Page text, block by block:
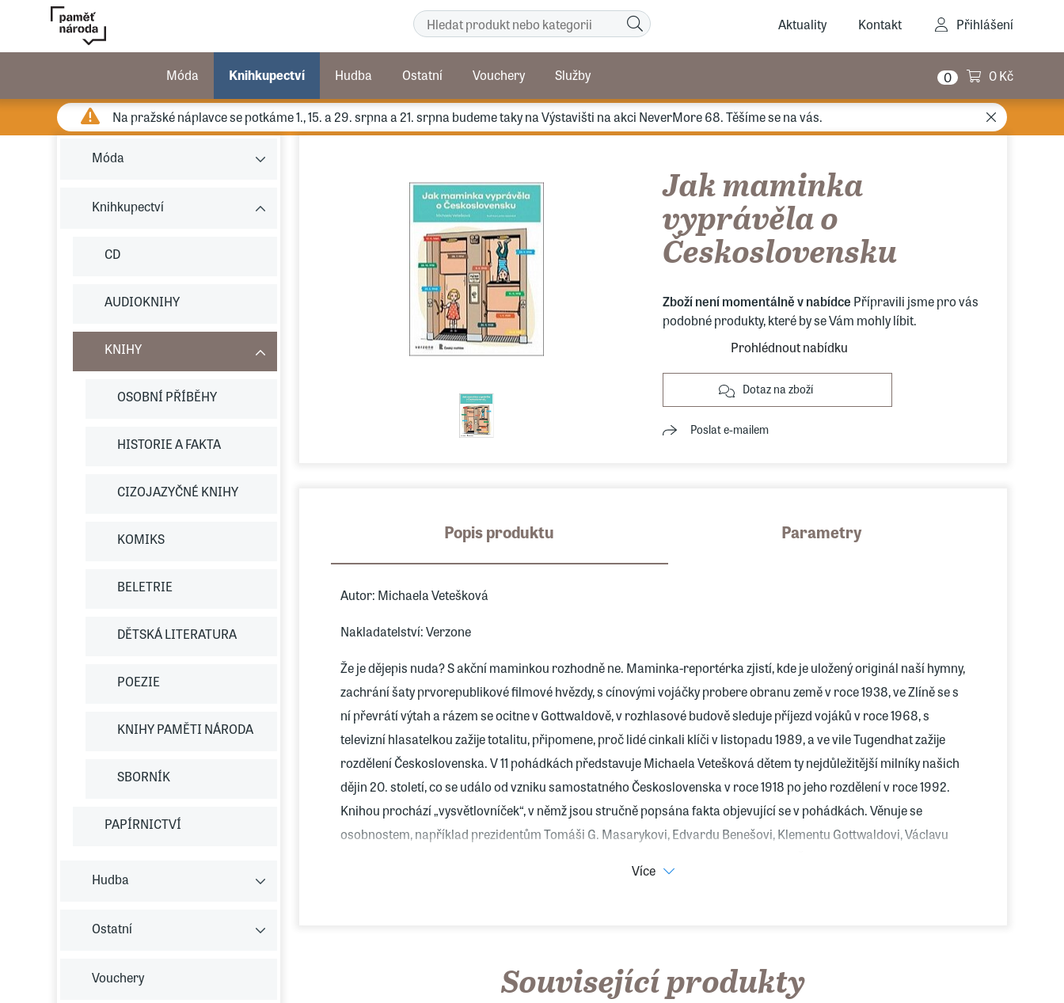
Aktuality Kontakt Přihlášení
0 0 Kč
Na pražské náplavce se potkáme 1., 15. a 29. srpna a 21. srpna budeme taky na Výstavišti na akci NeverMore 68. Těšíme se na vás.
Jak maminka
vyprávěla o
Československu
Zboží není momentálně v nabídce Přípravili jsme pro vás
podobné produkty, které by se Vám mohly líbit.
Prohlédnout nabídku
Dotaz na zboží
Poslat e-mailem
Popis produktu Parametry
Autor: Michaela Vetešková
Nakladatelství: Verzone
Že je dějepis nuda? S akční maminkou rozhodně ne. Maminka-reportérka zjistí, kde je uložený originál naší hymny,
zachrání šaty prvorepublikové filmové hvězdy, s cínovými vojáčky probere obranu země v roce 1938, ve Zlíně se s
ní převrátí výtah a rázem se ocitne v Gottwaldově, v rozhlasové budově sleduje příjezd vojáků v roce 1968, s
televizní hlasatelkou zažije totalitu, připomene, proč lidé cinkali klíči v listopadu 1989, a ve vile Tugendhat zažije
rozdělení Československa. V 11 pohádkách představuje Michaela Vetešková dětem ty nejdůležitější milníky našich
dějin 20. století, co se událo od vzniku samostatného Československa v roce 1918 po jeho rozdělení v roce 1992.
Knihou prochází „vysvětlovníček“, v němž jsou stručně popsána fakta objevující se v pohádkách. Věnuje se
osobnostem, například prezidentům Tomáši G. Masarykovi, Edvardu Benešovi, Klementu Gottwaldovi, Václavu
vydání knížky Jak maminka vyprávěla o 20. století vychází k třicátému výročí sametové revoluce.
Více
Související produkty
Móda
Knihkupectví
CD
AUDIOKNIHY
KNIHY
OSOBNÍ PŘÍBĚHY
HISTORIE A FAKTA
CIZOJAZYČNÉ KNIHY
KOMIKS
BELETRIE
DĚTSKÁ LITERATURA
POEZIE
KNIHY PAMĚTI NÁRODA
SBORNÍK
PAPÍRNICTVÍ
Hudba
Ostatní
Vouchery
Móda Knihkupectví Hudba Ostatní Vouchery Služby